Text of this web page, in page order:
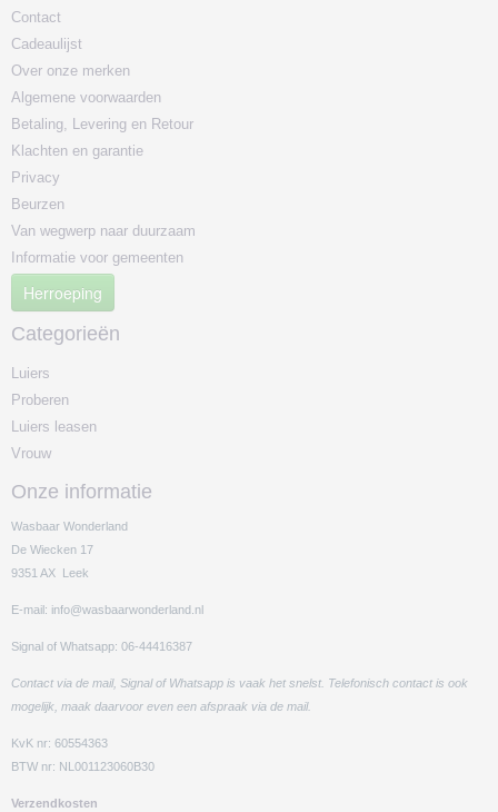
Contact
Cadeaulijst
Over onze merken
Algemene voorwaarden
Betaling, Levering en Retour
Klachten en garantie
Privacy
Beurzen
Van wegwerp naar duurzaam
Informatie voor gemeenten
Herroeping
Categorieën
Luiers
Proberen
Luiers leasen
Vrouw
Onze informatie
Wasbaar Wonderland
De Wiecken 17
9351 AX Leek
E-mail: info@wasbaarwonderland.nl
Signal of Whatsapp: 06-44416387
Contact via de mail, Signal of Whatsapp is vaak het snelst. Telefonisch contact is ook
mogelijk, maak daarvoor even een afspraak via de mail.
KvK nr: 60554363
BTW nr: NL001123060B30
Verzendkosten